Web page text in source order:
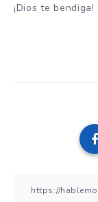
¡Dios te bendiga!